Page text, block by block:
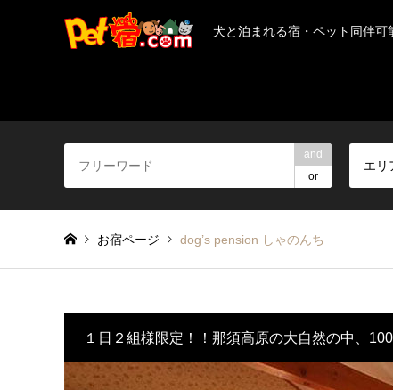
犬と泊まれる宿・ペット同伴可
and
or
エリ
お宿ページ dog’s pension しゃのんち
１日２組様限定！！那須高原の大自然の中、